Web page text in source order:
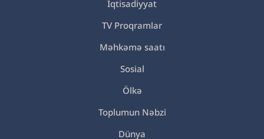
İqtisadiyyat
TV Proqramlar
Məhkəmə saatı
Sosial
Ölkə
Toplumun Nəbzi
Dünya